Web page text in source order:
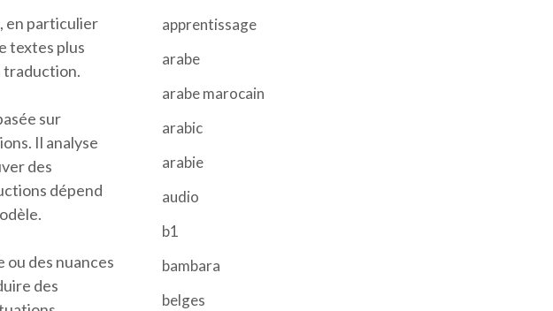
en particulier
textes plus
traduction.
sur
Il analyse
des
dépend
des nuances
des
apprentissage
arabe
arabe marocain
arabic
arabie
audio
b1
bambara
belges